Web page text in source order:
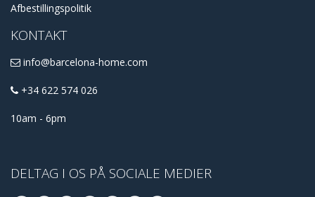
Afbestillingspolitik
KONTAKT
info@barcelona-home.com
+34 622 574 026
10am - 6pm
DELTAG I OS PÅ SOCIALE MEDIER